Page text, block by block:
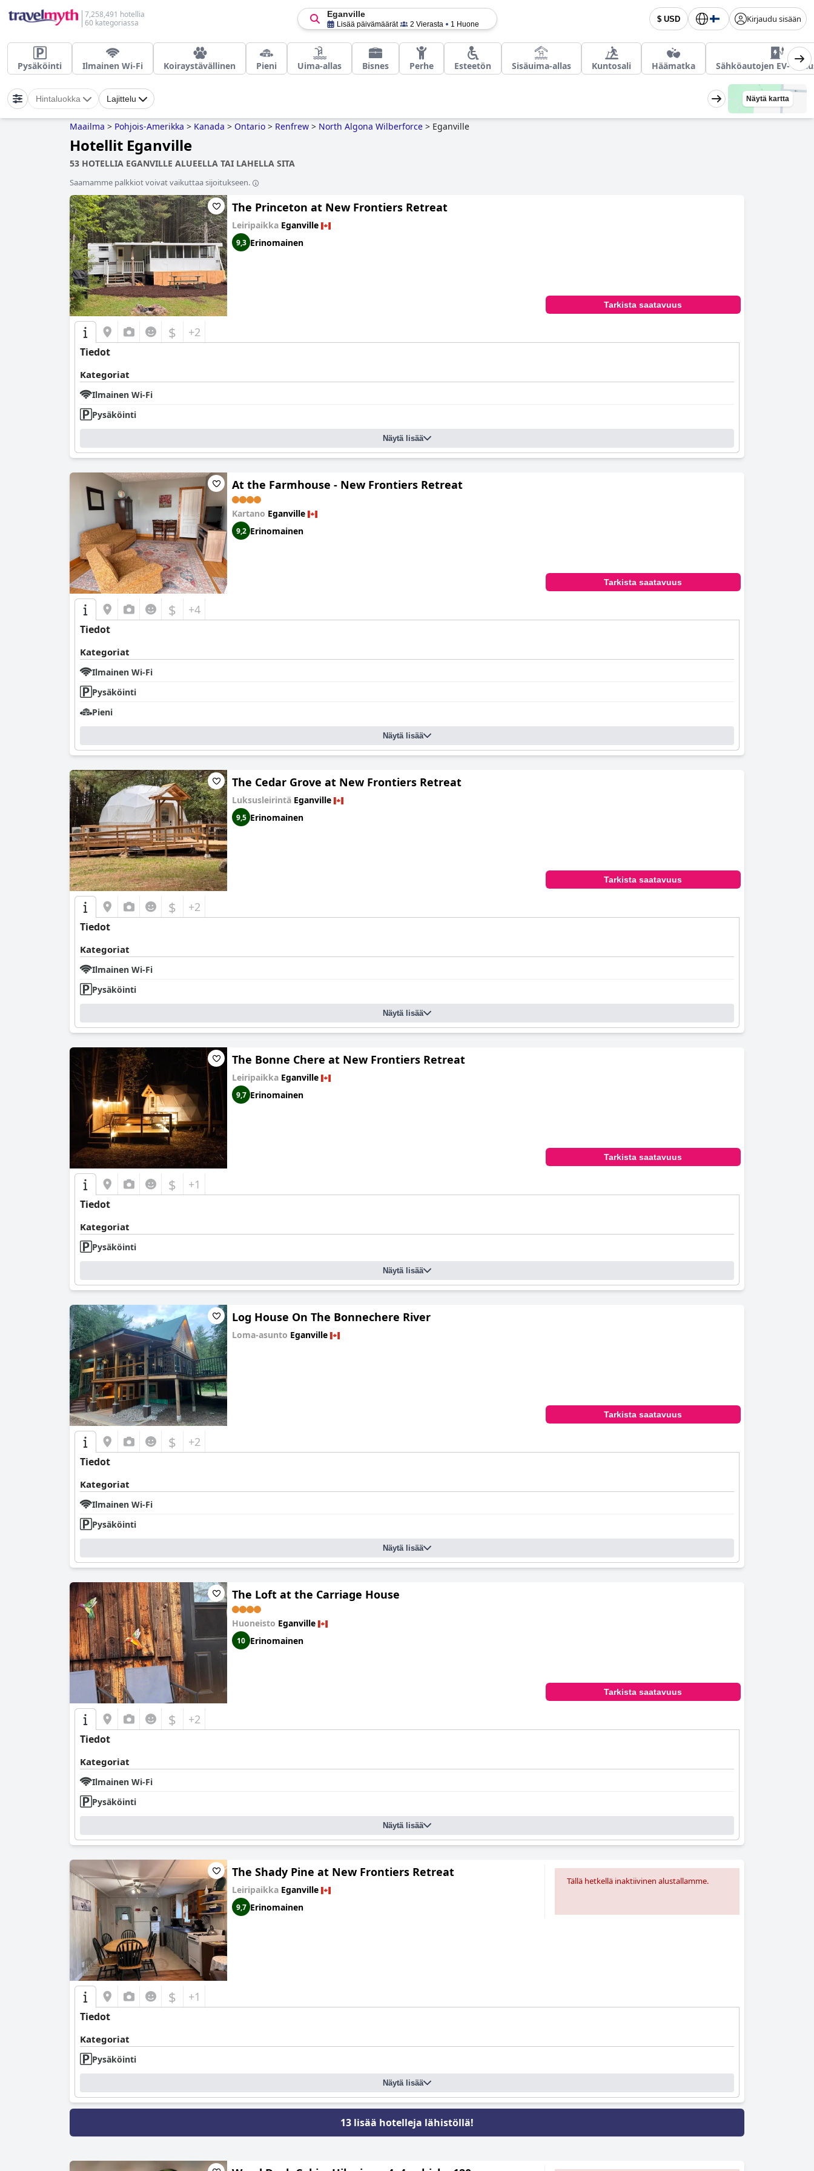
7,258,491 hotellia
60 kategoriassa
$ USD Kirjaudu sisään
Eganville
Lisää päivämäärät 2 Vierasta 1 Huone
Pysäköinti Ilmainen Wi-Fi Koiraystävällinen Pieni Uima-allas Bisnes Perhe Esteetön Sisäuima-allas Kuntosali Häämatka Sähköautojen EV-
Hintaluokka Lajittelu Näytä kartta
Maailma > Pohjois-Amerikka > Kanada > Ontario > Renfrew > North Algona Wilberforce > Eganville
Hotellit Eganville
53 HOTELLIA EGANVILLE ALUEELLA TAI LAHELLA SITA
Saamamme palkkiot voivat vaikuttaa sijoitukseen.
The Princeton at New Frontiers Retreat
Leiripaikka Eganville
9,3 Erinomainen
Tarkista saatavuus
$ +2
Tiedot
Kategoriat
Ilmainen Wi-Fi
Pysäköinti
Näytä lisää
At the Farmhouse - New Frontiers Retreat
Kartano Eganville
9,2 Erinomainen
Tarkista saatavuus
$ +4
Tiedot
Kategoriat
Ilmainen Wi-Fi
Pysäköinti
Pieni
Näytä lisää
The Cedar Grove at New Frontiers Retreat
Luksusleirintä Eganville
9,5 Erinomainen
Tarkista saatavuus
$ +2
Tiedot
Kategoriat
Ilmainen Wi-Fi
Pysäköinti
Näytä lisää
The Bonne Chere at New Frontiers Retreat
Leiripaikka Eganville
9,7 Erinomainen
Tarkista saatavuus
$ +1
Tiedot
Kategoriat
Pysäköinti
Näytä lisää
Log House On The Bonnechere River
Loma-asunto Eganville
Tarkista saatavuus
$ +2
Tiedot
Kategoriat
Ilmainen Wi-Fi
Pysäköinti
Näytä lisää
The Loft at the Carriage House
Huoneisto Eganville
10 Erinomainen
Tarkista saatavuus
$ +2
Tiedot
Kategoriat
Ilmainen Wi-Fi
Pysäköinti
Näytä lisää
The Shady Pine at New Frontiers Retreat
Leiripaikka Eganville
9,7 Erinomainen
Tällä hetkellä inaktiivinen alustallamme.
$ +1
Tiedot
Kategoriat
Pysäköinti
Näytä lisää
13 lisää hotelleja lähistöllä!